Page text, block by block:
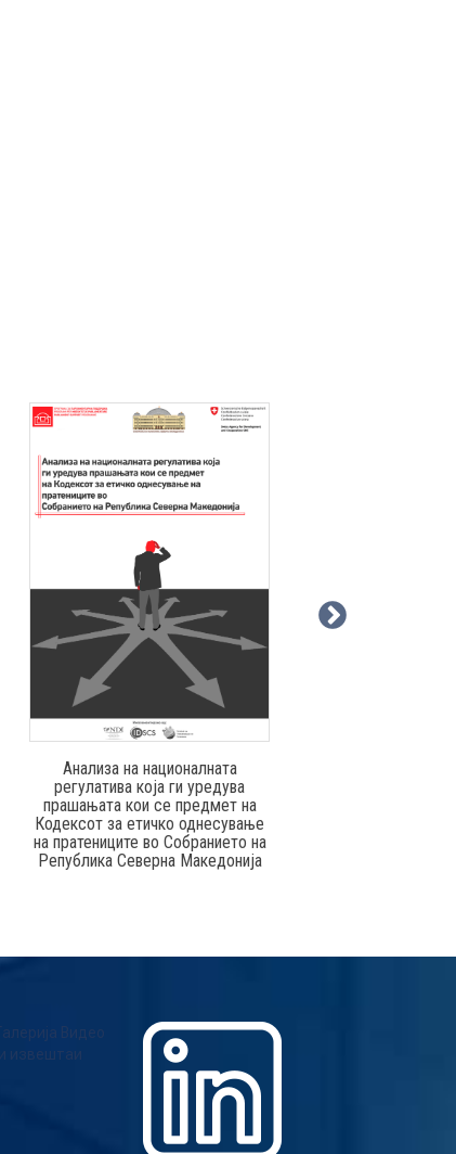
Анализа на националната
регулатива која ги уредува
прашањата кои се предмет на
Кодексот за етичко однесување
на пратениците во Собранието на
Република Северна Македонија
Видео
извештаи